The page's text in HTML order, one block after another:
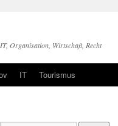
IT, Organisation, Wirtschaft, Recht
IT Tourismus